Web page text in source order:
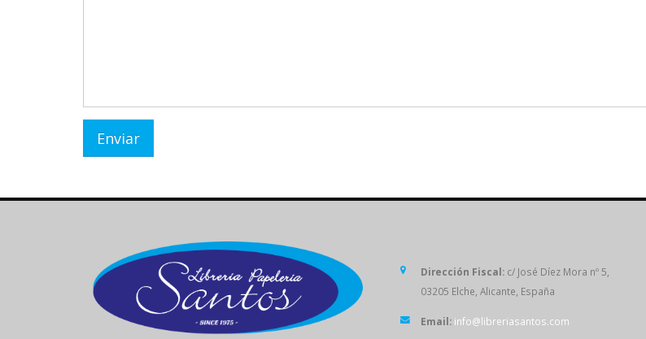
Dirección Fiscal: c/ José Díez Mora nº 5,
03205 Elche, Alicante, España
Email: info@libreriasantos.com